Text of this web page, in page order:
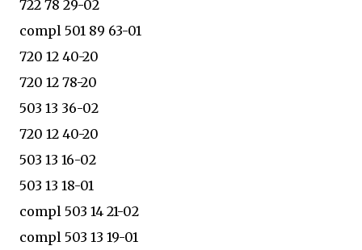
722 78 29-02
compl 501 89 63-01
720 12 40-20
720 12 78-20
503 13 36-02
720 12 40-20
503 13 16-02
503 13 18-01
compl 503 14 21-02
compl 503 13 19-01